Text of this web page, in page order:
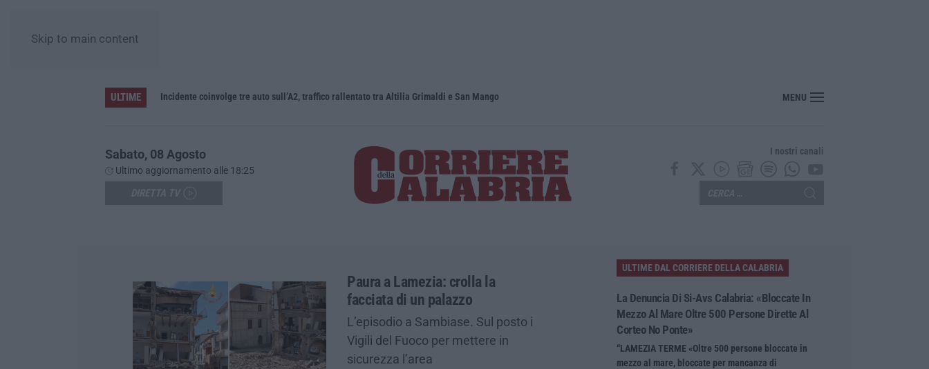
Skip to main content
ULTIME
La denuncia di Si-Avs Calabria: «Bloccate in mezzo al mare oltre 500 persone dirette al corteo No Ponte» Incidente coinvolge tre auto sull’A2, traffico rallentato tra Altilia Grimaldi e San Mango Il Ssn recupera personale: +1,6% secondo l’ultima rilevazione ministeriale
MENU
Sabato, 08 Agosto
Ultimo aggiornamento alle 18:25
I nostri canali
Paura a Lamezia: crolla la
facciata di un palazzo
L’episodio a Sambiase. Sul posto i
Vigili del Fuoco per mettere in
sicurezza l’area
ULTIME DAL CORRIERE DELLA CALABRIA
La Denuncia Di Si-Avs Calabria: «Bloccate In
Mezzo Al Mare Oltre 500 Persone Dirette Al
Corteo No Ponte»
“LAMEZIA TERME «Oltre 500 persone bloccate in
mezzo al mare, bloccate per mancanza di